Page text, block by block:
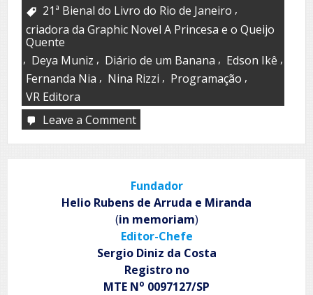
21ª Bienal do Livro do Rio de Janeiro ,
criadora da Graphic Novel A Princesa e o Queijo
Quente
, Deya Muniz , Diário de um Banana , Edson Ikê ,
Fernanda Nia , Nina Rizzi , Programação ,
VR Editora
Leave a Commenton
Editora
Bienal
do
Livro
Rio:
confira
a
programação
completa
Fundador
Helio Rubens de Arruda e Miranda
(in memoriam)
Editor-Chefe
Sergio Diniz da Costa
Registro no
MTE No 0097127/SP